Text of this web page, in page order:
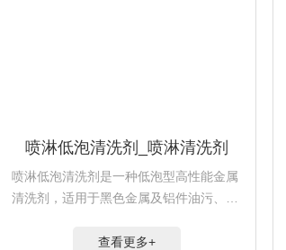
喷淋低泡清洗剂_喷淋清洗剂
喷淋低泡清洗剂是一种低泡型高性能金属
清洗剂，适用于黑色金属及铝件油污、污
查看更多+